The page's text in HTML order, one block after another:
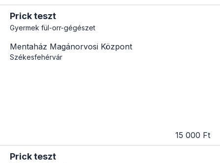
Prick teszt
Gyermek fül-orr-gégészet
Mentaház Magánorvosi Központ
Székesfehérvár
15 000 Ft
Prick teszt